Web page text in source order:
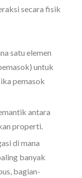
secara fisik
satu elemen
untuk
pemasok
antara
properti.
di mana
banyak
bagian-